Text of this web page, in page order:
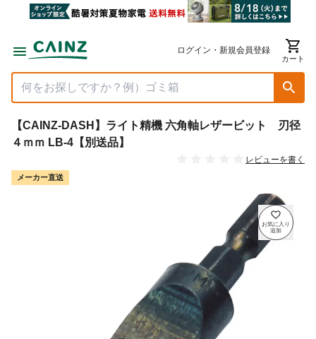
ログイン・新規会員登録
カート
【CAINZ-DASH】ライト精機 六角軸レザービット 刃径
４ｍｍ LB-4【別送品】
レビューを書く
メーカー直送